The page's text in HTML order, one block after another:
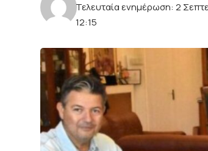
Τελευταία ενημέρωση: 2
12:15